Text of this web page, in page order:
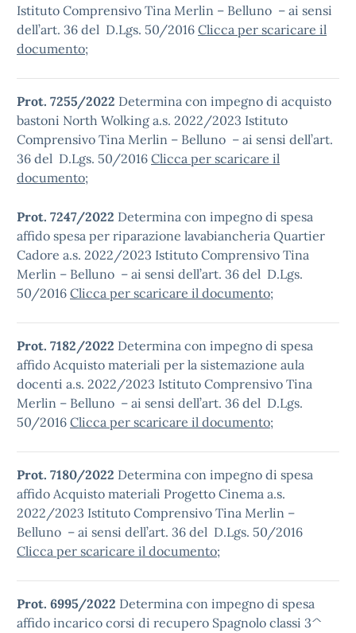
Istituto Comprensivo Tina Merlin – Belluno – ai sensi
dell’art. 36 del D.Lgs. 50/2016 Clicca per scaricare il
documento;
Prot. 7255/2022 Determina con impegno di acquisto
bastoni North Wolking a.s. 2022/2023 Istituto
Comprensivo Tina Merlin – Belluno – ai sensi dell’art.
36 del D.Lgs. 50/2016 Clicca per scaricare il
documento;
Prot. 7247/2022 Determina con impegno di spesa
affido spesa per riparazione lavabiancheria Quartier
Cadore a.s. 2022/2023 Istituto Comprensivo Tina
Merlin – Belluno – ai sensi dell’art. 36 del D.Lgs.
50/2016 Clicca per scaricare il documento;
Prot. 7182/2022 Determina con impegno di spesa
affido Acquisto materiali per la sistemazione aula
docenti a.s. 2022/2023 Istituto Comprensivo Tina
Merlin – Belluno – ai sensi dell’art. 36 del D.Lgs.
50/2016 Clicca per scaricare il documento;
Prot. 7180/2022 Determina con impegno di spesa
affido Acquisto materiali Progetto Cinema a.s.
2022/2023 Istituto Comprensivo Tina Merlin –
Belluno – ai sensi dell’art. 36 del D.Lgs. 50/2016
Clicca per scaricare il documento;
Prot. 6995/2022 Determina con impegno di spesa
affido incarico corsi di recupero Spagnolo classi 3^